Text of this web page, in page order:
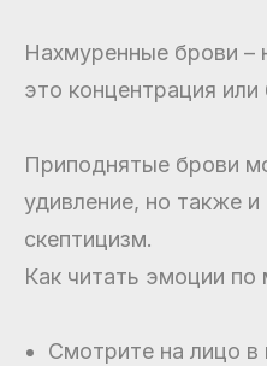
Нахмуренные брови –
это концентрация или
Приподнятые брови
удивление, но также и
скептицизм.
Как читать эмоции по
Смотрите на лицо